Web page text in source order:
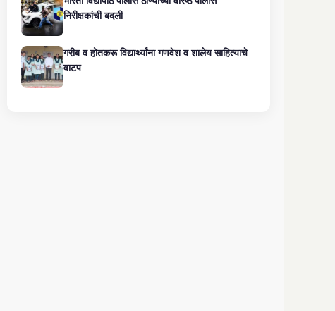
निरीक्षकांची बदली
गरीब व होतकरू विद्यार्थ्यांना गणवेश व शालेय साहित्याचे
वाटप